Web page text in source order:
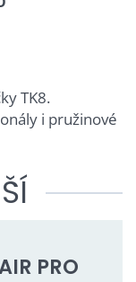
TK8.
i pružinové
PRO